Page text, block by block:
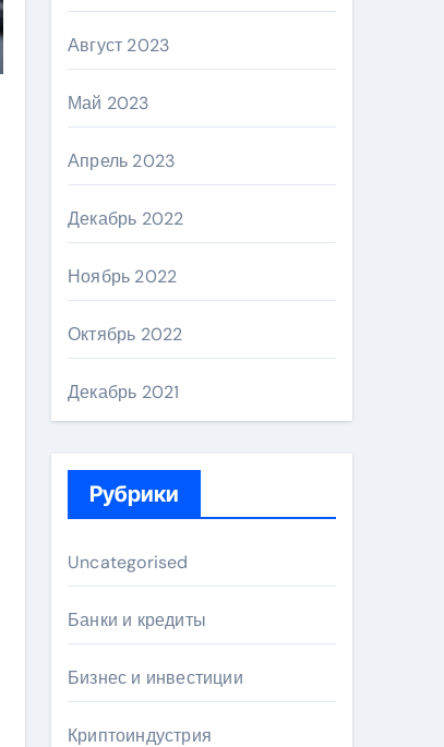
Август 2023
Май 2023
Апрель 2023
Декабрь 2022
Ноябрь 2022
Октябрь 2022
Декабрь 2021
Рубрики
Uncategorised
Банки и кредиты
Бизнес и инвестиции
Криптоиндустрия